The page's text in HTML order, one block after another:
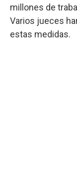
millones de
Varios jueces
estas medidas.